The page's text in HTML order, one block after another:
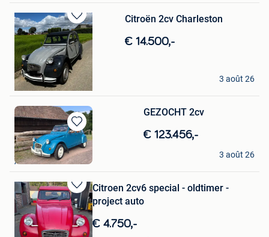
Sauvegarder
dans
Mes
Favoris
Citroën 2cv Charleston
€ 14.500,-
Osteo
Menen
3 août 26
Sauvegarder
dans
Mes
Favoris
GEZOCHT 2cv
€ 123.456,-
Jordy van malderen
Aalst
3 août 26
Sauvegarder
dans
Mes
Favoris
Citroen 2cv6 special - oldtimer -
project auto
€ 4.750,-